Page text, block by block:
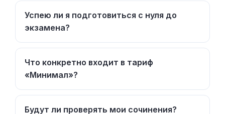
Успею ли я подготовиться с нуля до
экзамена?
Что конкретно входит в тариф
«Минимал»?
Будут ли проверять мои сочинения?